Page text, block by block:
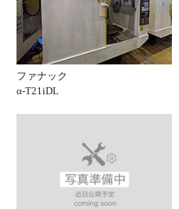
ファナック
α-T21iDL